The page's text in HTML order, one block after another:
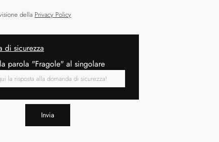
della Privacy Policy
di sicurezza
parola "Fragole" al singolare
Invia